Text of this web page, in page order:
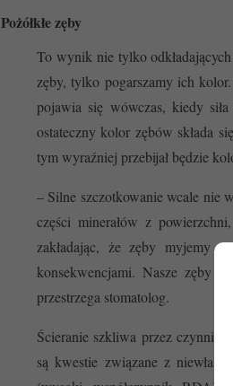
Pożółkłe zęby
To wynik nie tylko
zęby, tylko pogarszamy ich
pojawia się wówczas, kiedy
ostateczny kolor zębów składa
tym wyraźniej przebijał będzie
– Silne szczotkowanie wcale nie
części minerałów z
zakładając, że zęby myjemy
konsekwencjami. Nasze zęby
przestrzega stomatolog.
Ścieranie szkliwa przez czynniki
są kwestie związane z